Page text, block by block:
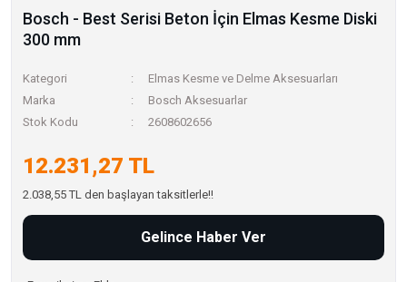
Bosch - Best Serisi Beton İçin Elmas Kesme Diski
300 mm
Kategori
Elmas Kesme ve Delme Aksesuarları
Marka
Bosch Aksesuarlar
Stok Kodu
2608602656
12.231,27 TL
2.038,55 TL den başlayan taksitlerle!!
Gelince Haber Ver